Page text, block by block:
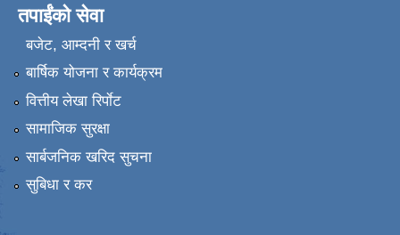
तपाईंको सेवा
बजेट, आम्दनी र खर्च
बार्षिक योजना र कार्यक्रम
वित्तीय लेखा रिर्पाेट
सामाजिक सुरक्षा
सार्बजनिक खरिद सुचना
सुबिधा र कर